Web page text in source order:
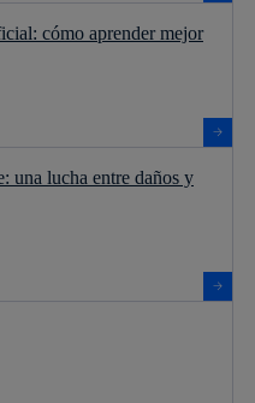
cómo aprender mejor
una lucha entre daños y